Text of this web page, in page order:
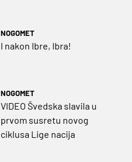
NOGOMET
I nakon Ibre, Ibra!
NOGOMET
VIDEO Švedska slavila u
prvom susretu novog
ciklusa Lige nacija